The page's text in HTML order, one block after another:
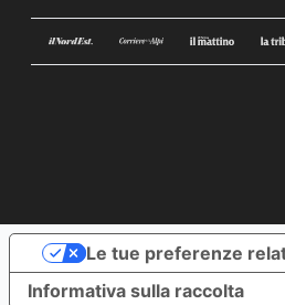
Informativa sulla raccolta
Le tue preferenze